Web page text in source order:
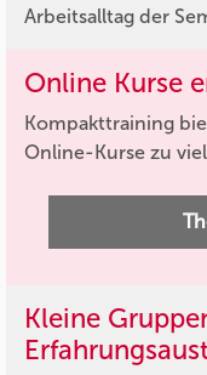
Arbeitsalltag der
Online Kurse
Kompakttraining
Online-Kurse zu
Kleine